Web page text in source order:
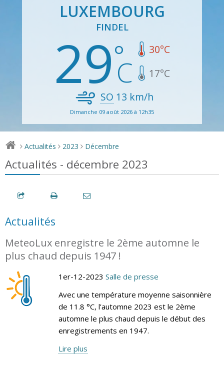
LUXEMBOURG
FINDEL
29 30°C
17°C
SO 13 km/h
Dimanche 09 août 2026 à 12h35
> Actualités > 2023 > Décembre
Actualités - décembre 2023
Actualités
MeteoLux enregistre le 2ème automne le
plus chaud depuis 1947 !
1er-12-2023 Salle de presse
Avec une température moyenne saisonnière
de 11.8 °C, l’automne 2023 est le 2ème
automne le plus chaud depuis le début des
enregistrements en 1947.
Lire plus